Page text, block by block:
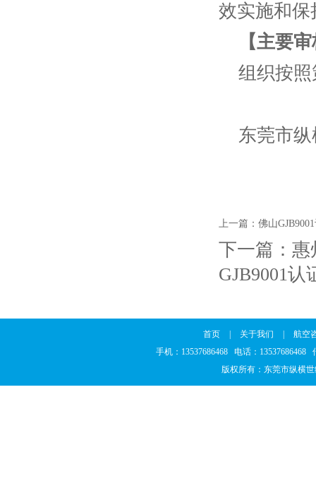
效实施和
【主要
组织按
东莞市
上一篇： 佛山
下一篇： 惠
GJB9001认
首页 关于我们
航空
手机：13537686468 电话：13537686468
版权所有：东莞市纵横